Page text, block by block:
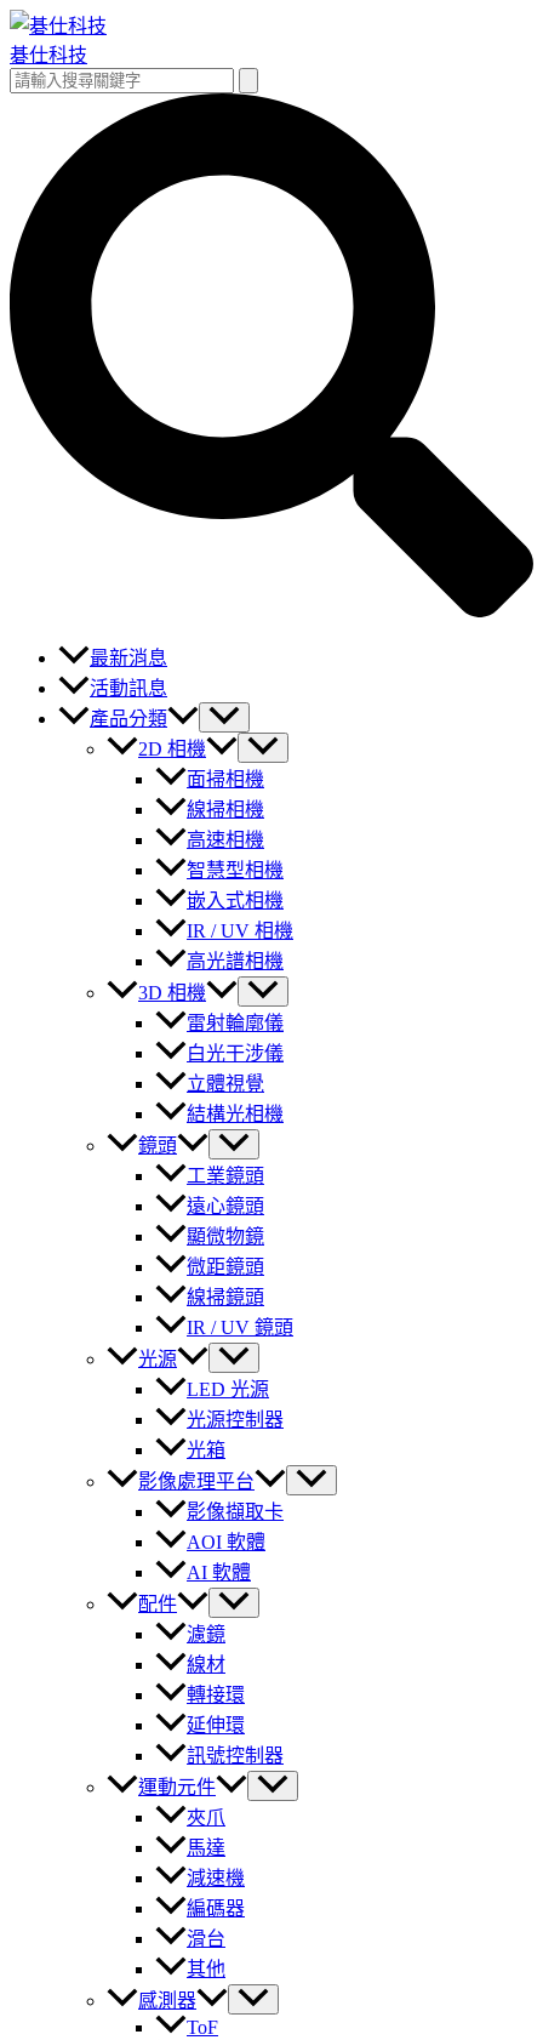
跳
至
主
碁仕科技
搜
最新消息
活動訊息
產品分類
2D 相機
面掃相機
線掃相機
高速相機
智慧型相機
嵌入式相機
IR / UV 相機
高光譜相機
3D 相機
雷射輪廓儀
白光干涉儀
立體視覺
結構光相機
鏡頭
工業鏡頭
遠心鏡頭
顯微物鏡
微距鏡頭
線掃鏡頭
IR / UV 鏡頭
光源
LED 光源
光源控制器
光箱
影像處理平台
影像擷取卡
AOI 軟體
AI 軟體
配件
濾鏡
線材
轉接環
延伸環
訊號控制器
運動元件
夾爪
馬達
減速機
編碼器
滑台
其他
感測器
ToF